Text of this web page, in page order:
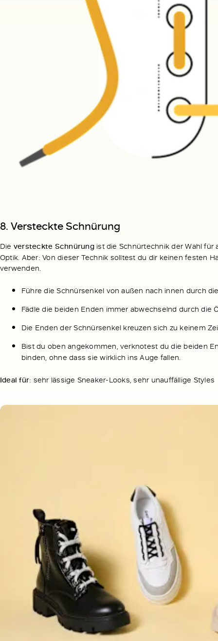
8. Versteckte Schnürung
Die versteckte Schnürungist die Schnürtechnik der Wahl für
Optik. Aber: Von dieser Technik solltest du dir keinen festen
verwenden.
Führe die Schnürsenkel von außen nach innen durch
Fädle die beiden Enden immer abwechselnd durch die
Die Enden der Schnürsenkel kreuzen sich zu keinem
Bist du oben angekommen, verknotest du die beiden
binden, ohne dass sie wirklich ins Auge fallen.
Ideal für: sehr lässige Sneaker-Looks, sehr unauffällige Styles